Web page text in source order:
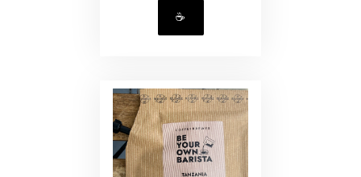
☕️